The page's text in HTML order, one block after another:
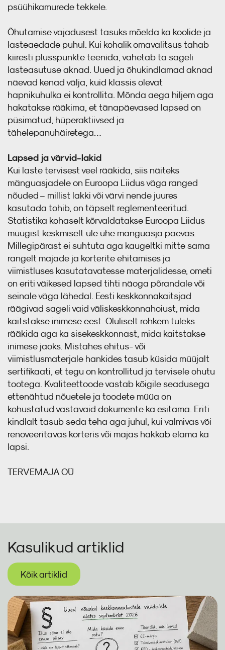
psüühikamurede tekkele.
Õhutamise vajadusest tasuks mõelda ka koolide ja
lasteaedade puhul. Kui kohalik omavalitsus tahab
kiiresti plusspunkte teenida, vahetab ta sageli
lasteasutuse aknad. Uued ja õhukindlamad aknad
näevad kenad välja, kuid klassis olevat
hapnikuhulka ei kontrollita. Mõnda aega hiljem aga
hakatakse rääkima, et tänapäevased lapsed on
püsimatud, hüperaktiivsed ja
tähelepanuhäiretega…
Lapsed ja värvid-lakid
Kui laste tervisest veel rääkida, siis näiteks
mänguasjadele on Euroopa Liidus väga ranged
nõuded – millist lakki või värvi nende juures
kasutada tohib, on täpselt reglementeeritud.
Statistika kohaselt kõrvaldatakse Euroopa Liidus
müügist keskmiselt üle ühe mänguasja päevas.
Millegipärast ei suhtuta aga kaugeltki mitte sama
rangelt majade ja korterite ehitamises ja
viimistluses kasutatavatesse materjalidesse, ometi
on eriti väikesed lapsed tihti näoga põrandale või
seinale väga lähedal. Eesti keskkonnakaitsjad
räägivad sageli vaid väliskeskkonnahoiust, mida
kaitstakse inimese eest. Oluliselt rohkem tuleks
rääkida aga ka sisekeskkonnast, mida kaitstakse
inimese jaoks. Mistahes ehitus- või
viimistlusmaterjale hankides tasub küsida müüjalt
sertifikaati, et tegu on kontrollitud ja tervisele ohutu
tootega. Kvaliteettoode vastab kõigile seadusega
ettenähtud nõuetele ja toodete müüa on
kohustatud vastavaid dokumente ka esitama. Eriti
kindlalt tasub seda teha aga juhul, kui valmivas või
renoveeritavas korteris või majas hakkab elama ka
lapsi.
TERVEMAJA OÜ
Kasulikud artiklid
Kõik artiklid